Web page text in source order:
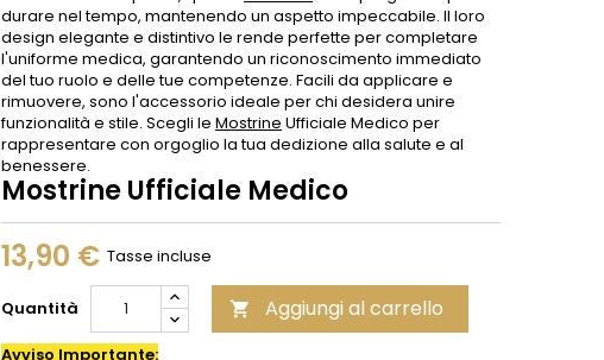
durare nel tempo, mantenendo un aspetto impeccabile. Il loro
design elegante e distintivo le rende perfette per completare
l'uniforme medica, garantendo un riconoscimento immediato
del tuo ruolo e delle tue competenze. Facili da applicare e
rimuovere, sono l'accessorio ideale per chi desidera unire
funzionalità e stile. Scegli le Mostrine Ufficiale Medico per
rappresentare con orgoglio la tua dedizione alla salute e al
benessere.
Mostrine Ufficiale Medico
13,90 € Tasse incluse
Quantità  Aggiungi al carrello
Avviso Importante: